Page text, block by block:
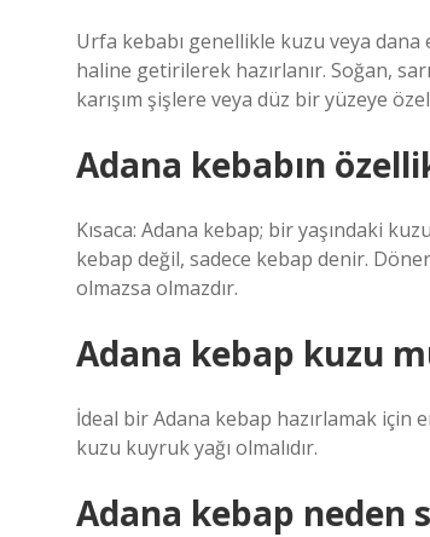
Urfa kebabı genellikle kuzu veya
haline getirilerek hazırlanır. Soğan,
karışım şişlere veya düz bir yüzeye
Adana kebabın
Kısaca: Adana kebap; bir yaşındaki
kebap değil, sadece kebap denir.
olmazsa olmazdır.
Adana kebap kuzu
İdeal bir Adana kebap hazırlamak
kuzu kuyruk yağı olmalıdır.
Adana kebap neden